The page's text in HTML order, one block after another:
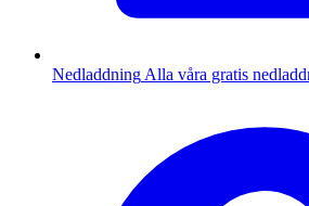
Nedladdning Alla våra gratis